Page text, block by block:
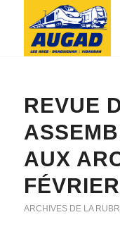
REVUE
AUX
ARCHIVES DE LA